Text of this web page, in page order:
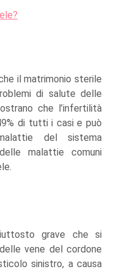
il matrimonio sterile
di salute delle
che l’infertilità
di tutti i casi e può
del sistema
malattie comuni
grave che si
vene del cordone
sinistro, a causa